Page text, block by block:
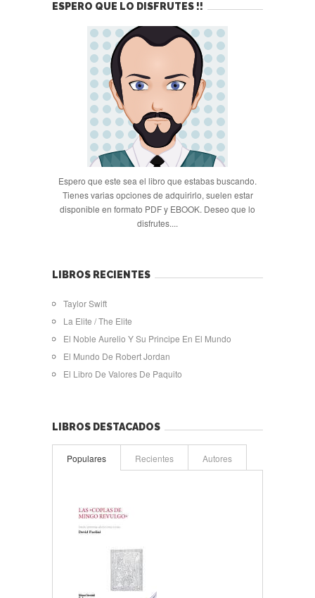
ESPERO QUE LO DISFRUTES !!
Espero que este sea el libro que estabas buscando.
Tienes varias opciones de adquirirlo, suelen estar
disponible en formato PDF y EBOOK. Deseo que lo
disfrutes....
LIBROS RECIENTES
Taylor Swift
La Elite / The Elite
El Noble Aurelio Y Su Principe En El Mundo
El Mundo De Robert Jordan
El Libro De Valores De Paquito
LIBROS DESTACADOS
Populares Recientes Autores